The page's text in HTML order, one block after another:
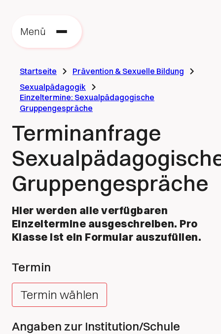
Menü
Startseite
Prävention & Sexuelle Bildung
Sexualpädagogik
Einzeltermine: Sexualpädagogische
Gruppengespräche
Terminanfrage
Gruppengespräche
Hier werden alle verfügbaren
Einzeltermine ausgeschreiben. Pro
Klasse ist ein Formular auszufüllen.
Termin
Termin wählen
Angaben zur Institution/Schule